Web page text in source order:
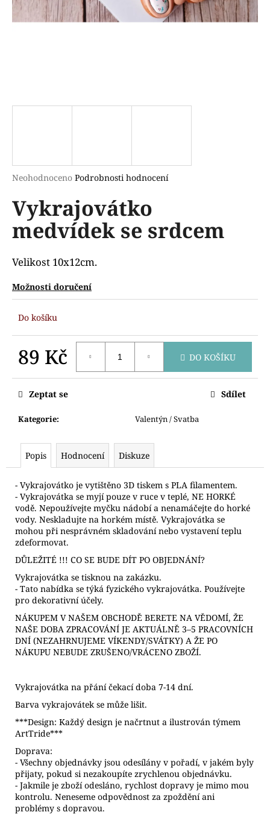
Průměrné
produktu
je
z
hvězdiček.
Neohodnoceno Podrobnosti hodnocení
Vykrajovátko
medvídek se srdcem
Velikost 10x12cm.
Možnosti doručení
Do košíku
89 Kč DO KOŠÍKU
Kategorie: Valentýn / Svatba
Zeptat se Sdílet
Popis Hodnocení Diskuze
- Vykrajovátko je vytištěno 3D tiskem s PLA filamentem.
- Vykrajovátka se myjí pouze v ruce v teplé, NE HORKÉ
vodě. Nepoužívejte myčku nádobí a nenamáčejte do horké
vody. Neskladujte na horkém místě. Vykrajovátka se
mohou při nesprávném skladování nebo vystavení teplu
zdeformovat.
DŮLEŽITÉ !!! CO SE BUDE DÍT PO OBJEDNÁNÍ?
Vykrajovátka se tisknou na zakázku.
- Tato nabídka se týká fyzického vykrajovátka. Používejte
pro dekorativní účely.
NÁKUPEM V NAŠEM OBCHODĚ BERETE NA VĚDOMÍ, ŽE
NAŠE DOBA ZPRACOVÁNÍ JE AKTUÁLNĚ 3–5 PRACOVNÍCH
DNÍ (NEZAHRNUJEME VÍKENDY/SVÁTKY) A ŽE PO
NÁKUPU NEBUDE ZRUŠENO/VRÁCENO ZBOŽÍ.
Vykrajovátka na přání čekací doba 7-14 dní.
Barva vykrajovátek se může lišit.
***Design: Každý design je načrtnut a ilustrován týmem
ArtTride***
Doprava:
- Všechny objednávky jsou odesílány v pořadí, v jakém byly
přijaty, pokud si nezakoupíte zrychlenou objednávku.
- Jakmile je zboží odesláno, rychlost dopravy je mimo mou
kontrolu. Neneseme odpovědnost za zpoždění ani
problémy s dopravou.
o
p
o
u
u
j
e
m
e
VYKRAJOVÁTKO
HLAVA
Kč